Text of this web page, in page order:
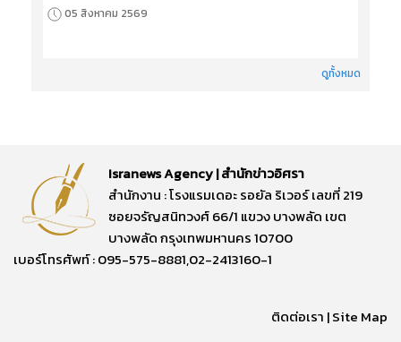
05 สิงหาคม 2569
ดูทั้งหมด
Isranews Agency | สำนักข่าวอิศรา
สำนักงาน : โรงแรมเดอะ รอยัล ริเวอร์ เลขที่ 219
ซอยจรัญสนิทวงศ์ 66/1 แขวง บางพลัด เขต
บางพลัด กรุงเทพมหานคร 10700
เบอร์โทรศัพท์ : 095-575-8881,02-2413160-1
ติดต่อเรา |Site Map